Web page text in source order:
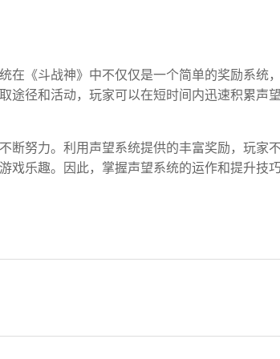
在《斗战神》中不仅仅是一个简单的奖励系统
途径和活动，玩家可以在短时间内迅速积累声
断努力。利用声望系统提供的丰富奖励，玩家
戏乐趣。因此，掌握声望系统的运作和提升技